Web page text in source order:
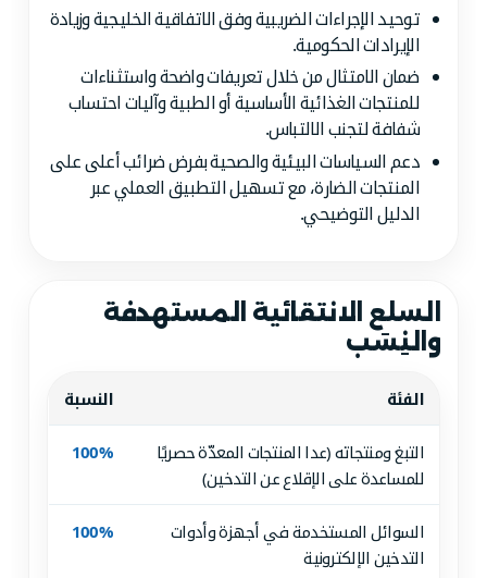
توحيد الإجراءات الضريبية وفق الاتفاقية الخليجية وزيادة
الإيرادات الحكومية.
ضمان الامتثال من خلال تعريفات واضحة واستثناءات
للمنتجات الغذائية الأساسية أو الطبية وآليات احتساب
شفافة لتجنب الالتباس.
دعم السياسات البيئية والصحية بفرض ضرائب أعلى على
المنتجات الضارة، مع تسهيل التطبيق العملي عبر
الدليل التوضيحي.
السلع الانتقائية المستهدفة
والنِسَب
الفئة النسبة
التبغ ومنتجاته (عدا المنتجات المعدّة حصريًا
للمساعدة على الإقلاع عن التدخين)
100%
السوائل المستخدمة في أجهزة وأدوات
التدخين الإلكترونية
100%